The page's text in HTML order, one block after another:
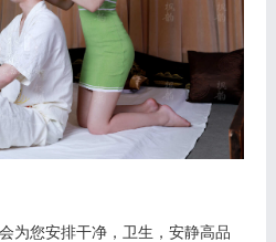
为您安排干净，卫生，安静高品